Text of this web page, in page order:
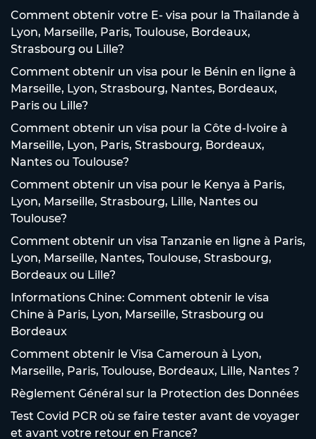
Comment obtenir votre E- visa pour la Thaïlande à
Lyon, Marseille, Paris, Toulouse, Bordeaux,
Strasbourg ou Lille?
Comment obtenir un visa pour le Bénin en ligne à
Marseille, Lyon, Strasbourg, Nantes, Bordeaux,
Paris ou Lille?
Comment obtenir un visa pour la Côte d-Ivoire à
Marseille, Lyon, Paris, Strasbourg, Bordeaux,
Nantes ou Toulouse?
Comment obtenir un visa pour le Kenya à Paris,
Lyon, Marseille, Strasbourg, Lille, Nantes ou
Toulouse?
Comment obtenir un visa Tanzanie en ligne à Paris,
Lyon, Marseille, Nantes, Toulouse, Strasbourg,
Bordeaux ou Lille?
Informations Chine: Comment obtenir le visa
Chine à Paris, Lyon, Marseille, Strasbourg ou
Bordeaux
Comment obtenir le Visa Cameroun à Lyon,
Marseille, Paris, Toulouse, Bordeaux, Lille, Nantes ?
Règlement Général sur la Protection des Données
Test Covid PCR où se faire tester avant de voyager
et avant votre retour en France?